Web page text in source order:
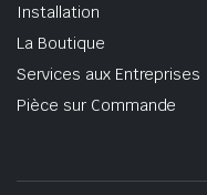
Installation
La Boutique
Services aux Entreprises
Pièce sur Commande